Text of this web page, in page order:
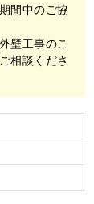
間中のご協
壁工事のこ
相談くださ